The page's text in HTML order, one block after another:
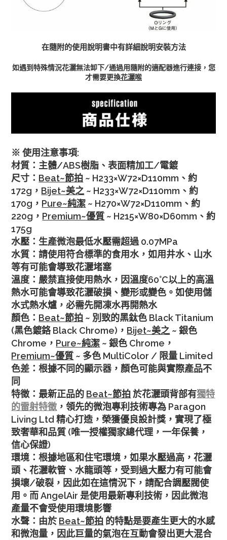
在隨附的使用說明書中有詳細說明安裝方法
如遇到特殊情況花灑無法卸下/通過用隨附的適配器進行連接，您
才需要更換花灑喉
※ 使用注意事項:
材質：主體/ABS樹脂、表面精加工/電鍍
尺寸： Beat~節拍 ~ H233×W72×D110mm、約
172g， Bijet~美之 ~ H233×W72×D110mm、約
170g， Pure~純潔 ~ H270×W72×D110mm、約
220g， Premium~優質 ~ H215×W80×D60mm、約
175g
水壓：生產微泡最低水壓需超過 0.07MPa
水質：請使用符合標準的食用水，如用井水、山水
等有可能會導致花灑堵塞
溫度：嚴禁直接使用熱水，因溫度60°C以上的高溫
熱水可能會導致花灑破損、變形或變色。如使用儲
水式熱水爐，必需先開凍水再開熱水
顏色： Beat~節拍 ~ 別致的黑鈦色 Black Titanium
(黑色鍍鉻 Black Chrome)， Bijet~美之 ~ 銀色
Chrome， Pure~純潔 ~ 銀色 Chrome，
Premium~優質 ~ 多色 MultiColor / 限量 Limited
色差：根據不同的顯示器，顏色可能與實際產品不
同
特徵：最新正品的 Beat~節拍於花灑頭背部有獨特
的雷射特徵 ，領先的微泡專利技術專為 Paragon
Living Ltd 精心打造，榮獲優良設計獎，實現了極
致奢華和品質 (唯一授權獨家總代理，一年保養，
信心保證)
環境：根據地區和住宅環境，如果水壓過高，花灑
頭、花灑軟管、水龍頭等，受到過大壓力有可能會
損壞/破裂，因此如在這情況下，請配合調壓閥使
用。而 AngelAir 是使用最新專利技術，因此微泡
產量不會受使用環境影響
水聲：由於 Beat~節拍 的特點是要產生更大的水感
和微泡量，因此巨量的氣泡在互動會發出更大混合